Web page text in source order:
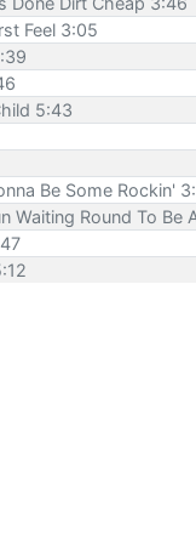
Feel 3:05
5:43
Be Some Rockin'
Waiting Round To Be